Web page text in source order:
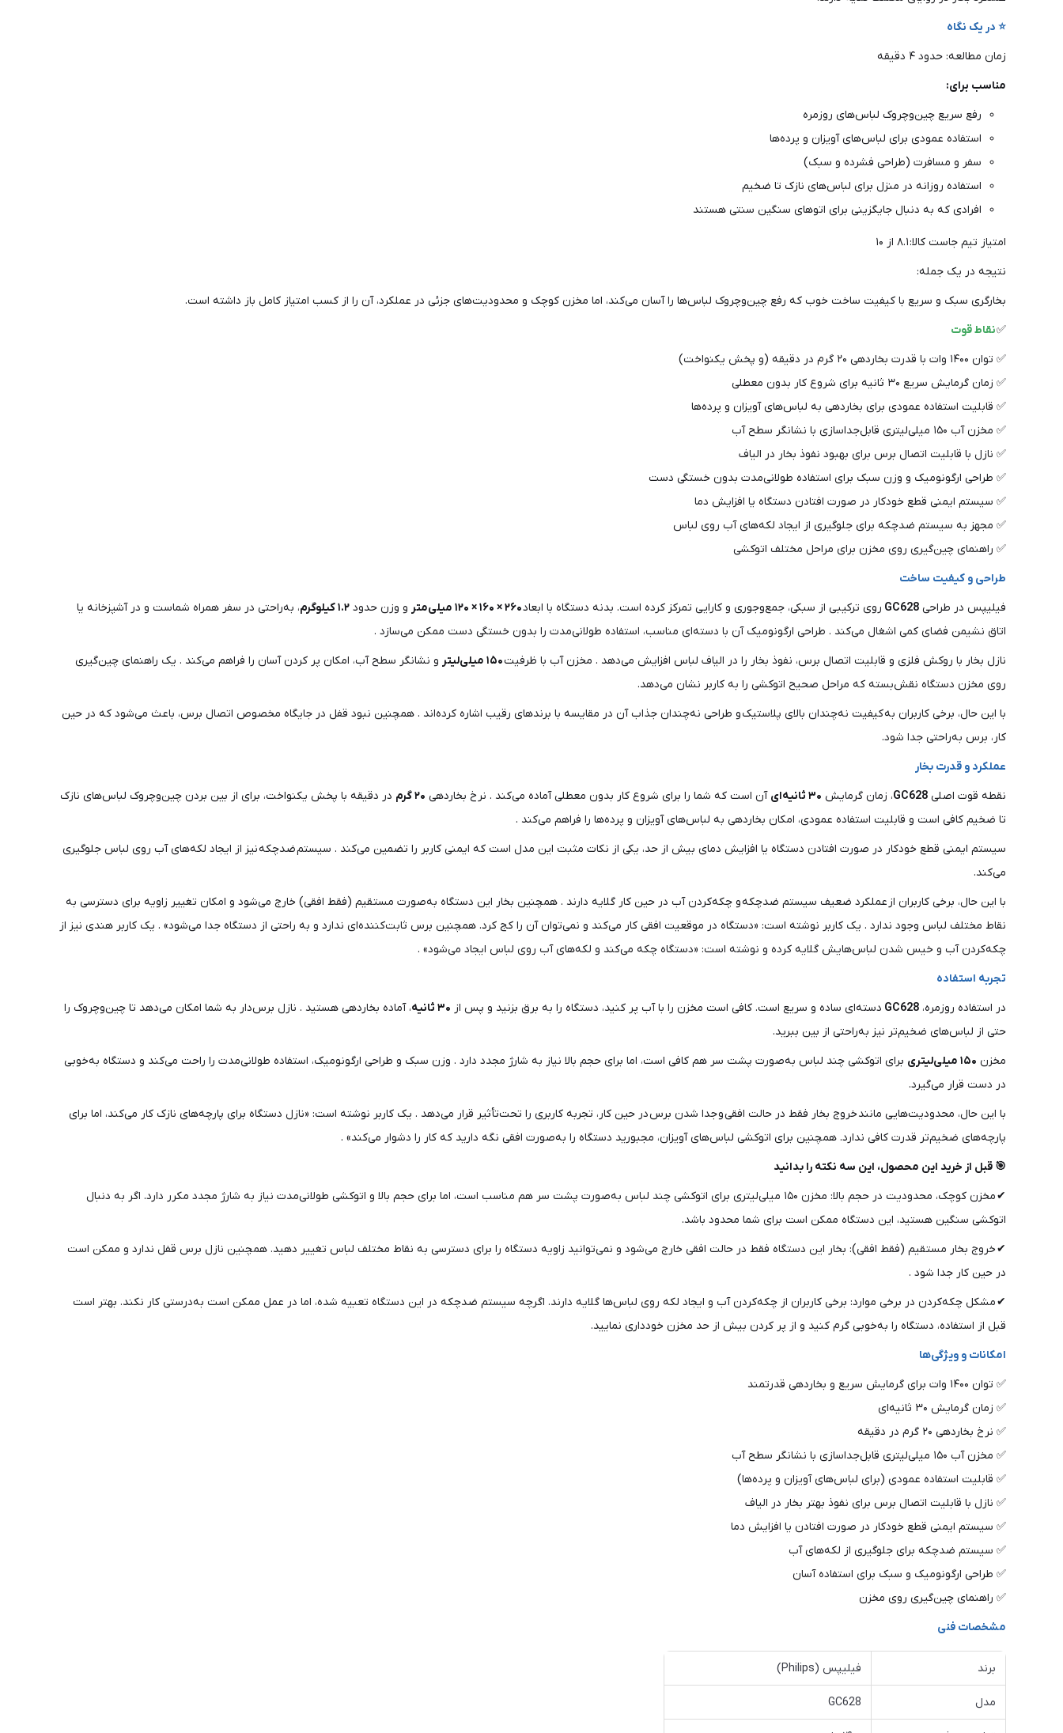
⭐ در یک نگاه
زمان مطالعه: حدود ۴ دقیقه
مناسب برای:
رفع سریع چین‌وچروک لباس‌های روزمره
استفاده عمودی برای لباس‌های آویزان و پرده‌ها
سفر و مسافرت (طراحی فشرده و سبک)
استفاده روزانه در منزل برای لباس‌های نازک تا ضخیم
افرادی که به دنبال جایگزینی برای اتوهای سنگین سنتی هستند
امتیاز تیم جاست کالا: ۸.۱ از ۱۰
نتیجه در یک جمله:
بخارگری سبک و سریع با کیفیت ساخت خوب که رفع چین‌وچروک لباس‌ها را آسان می‌کند، اما مخزن کوچک و محدودیت‌های جزئی در عملکرد، آن را از کسب امتیاز کامل باز داشته است.
✅نقاط قوت
✅ توان ۱۴۰۰ وات با قدرت بخاردهی ۲۰ گرم در دقیقه (و پخش یکنواخت)
✅ زمان گرمایش سریع ۳۰ ثانیه برای شروع کار بدون معطلی
✅ قابلیت استفاده عمودی برای بخاردهی به لباس‌های آویزان و پرده‌ها
✅ مخزن آب ۱۵۰ میلی‌لیتری قابل‌جداسازی با نشانگر سطح آب
✅ نازل با قابلیت اتصال برس برای بهبود نفوذ بخار در الیاف
✅ طراحی ارگونومیک و وزن سبک برای استفاده طولانی‌مدت بدون خستگی دست
✅ سیستم ایمنی قطع خودکار در صورت افتادن دستگاه یا افزایش دما
✅ مجهز به سیستم ضدچکه برای جلوگیری از ایجاد لکه‌های آب روی لباس
✅ راهنمای چین‌گیری روی مخزن برای مراحل مختلف اتوکشی
طراحی و کیفیت ساخت
فیلیپس در طراحی GC628 روی ترکیبی از سبکی، جمع‌وجوری و کارایی تمرکز کرده است. بدنه دستگاه با ابعاد و وزن حدود ۱.۲ کیلوگرم
، به‌راحتی در سفر همراه شماست و در آشپزخانه یا
اتاق نشیمن فضای کمی اشغال می‌کند . طراحی ارگونومیک آن با دسته‌ای مناسب، استفاده طولانی‌مدت را بدون خستگی دست ممکن می‌سازد .
نازل بخار با روکش فلزی و قابلیت اتصال برس، نفوذ بخار را در الیاف لباس افزایش می‌دهد . مخزن آب با ظرفیت
و نشانگر سطح آب، امکان پر کردن آسان را فراهم می‌کند . یک راهنمای چین‌گیری
روی مخزن دستگاه نقش‌بسته که مراحل صحیح اتوکشی را به کاربر نشان می‌دهد.
با این حال، برخی کاربران به کیفیت نه‌چندان بالای پلاستیک و طراحی نه‌چندان جذاب آن در مقایسه با برندهای رقیب اشاره کرده‌اند . همچنین نبود قفل در جایگاه مخصوص اتصال برس، باعث می‌شود که در حین
کار، برس به‌راحتی جدا شود.
عملکرد و قدرت بخار
نقطه قوت اصلی GC628، زمان گرمایش ۳۰ ثانیه‌ای آن است که شما را برای شروع کار بدون معطلی آماده می‌کند . نرخ بخاردهی ۲۰ گرم
در دقیقه با پخش یکنواخت، برای از بین بردن چین‌وچروک لباس‌های نازک
تا ضخیم کافی است و قابلیت استفاده عمودی، امکان بخاردهی به لباس‌های آویزان و پرده‌ها را فراهم می‌کند .
سیستم ایمنی قطع خودکار در صورت افتادن دستگاه یا افزایش دمای بیش از حد، یکی از نکات مثبت این مدل است که ایمنی کاربر را تضمین می‌کند . سیستم ضدچکه نیز از ایجاد لکه‌های آب روی لباس جلوگیری
می‌کند.
با این حال، برخی کاربران از عملکرد ضعیف سیستم ضدچکه و چکه‌کردن آب در حین کار گلایه دارند . همچنین بخار این دستگاه به‌صورت مستقیم (فقط افقی) خارج می‌شود و امکان تغییر زاویه برای دسترسی به
نقاط مختلف لباس وجود ندارد . یک کاربر نوشته است: «دستگاه در موقعیت افقی کار می‌کند و نمی‌توان آن را کج کرد. همچنین برس ثابت‌کننده‌ای ندارد و به راحتی از دستگاه جدا می‌شود» . یک کاربر هندی نیز از
چکه‌کردن آب و خیس شدن لباس‌هایش گلایه کرده و نوشته است: «دستگاه چکه می‌کند و لکه‌های آب روی لباس ایجاد می‌شود» .
تجربه استفاده
در استفاده روزمره، GC628 دسته‌ای ساده و سریع است. کافی است مخزن را با آب پر کنید، دستگاه را به برق بزنید و پس از ۳۰ ثانیه
، آماده بخاردهی هستید . نازل برس‌دار به شما امکان می‌دهد تا چین‌وچروک را
حتی از لباس‌های ضخیم‌تر نیز به‌راحتی از بین ببرید.
مخزن ۱۵۰ میلی‌لیتری
برای اتوکشی چند لباس به‌صورت پشت سر هم کافی است، اما برای حجم بالا نیاز به شارژ مجدد دارد . وزن سبک و طراحی ارگونومیک، استفاده طولانی‌مدت را راحت می‌کند و دستگاه به‌خوبی
در دست قرار می‌گیرد.
با این حال، محدودیت‌هایی مانند خروج بخار فقط در حالت افقی و جدا شدن برس در حین کار، تجربه کاربری را تحت‌تأثیر قرار می‌دهد . یک کاربر نوشته است: «نازل دستگاه برای پارچه‌های نازک کار می‌کند، اما برای
پارچه‌های ضخیم‌تر قدرت کافی ندارد. همچنین برای اتوکشی لباس‌های آویزان، مجبورید دستگاه را به‌صورت افقی نگه دارید که کار را دشوار می‌کند» .
🎯 قبل از خرید این محصول، این سه نکته را بدانید
✔ مخزن کوچک، محدودیت در حجم بالا: مخزن ۱۵۰ میلی‌لیتری برای اتوکشی چند لباس به‌صورت پشت سر هم مناسب است، اما برای حجم بالا و اتوکشی طولانی‌مدت نیاز به شارژ مجدد مکرر دارد. اگر به دنبال
اتوکشی سنگین هستید، این دستگاه ممکن است برای شما محدود باشد.
✔ خروج بخار مستقیم (فقط افقی): بخار این دستگاه فقط در حالت افقی خارج می‌شود و نمی‌توانید زاویه دستگاه را برای دسترسی به نقاط مختلف لباس تغییر دهید. همچنین نازل برس قفل ندارد و ممکن است
در حین کار جدا شود .
✔ مشکل چکه‌کردن در برخی موارد: برخی کاربران از چکه‌کردن آب و ایجاد لکه روی لباس‌ها گلایه دارند. اگرچه سیستم ضدچکه در این دستگاه تعبیه شده، اما در عمل ممکن است به‌درستی کار نکند. بهتر است
قبل از استفاده، دستگاه را به‌خوبی گرم کنید و از پر کردن بیش از حد مخزن خودداری نمایید.
امکانات و ویژگی‌ها
✅ توان ۱۴۰۰ وات برای گرمایش سریع و بخاردهی قدرتمند
✅ زمان گرمایش ۳۰ ثانیه‌ای
✅ نرخ بخاردهی ۲۰ گرم در دقیقه
✅ مخزن آب ۱۵۰ میلی‌لیتری قابل‌جداسازی با نشانگر سطح آب
✅ قابلیت استفاده عمودی (برای لباس‌های آویزان و پرده‌ها)
✅ نازل با قابلیت اتصال برس برای نفوذ بهتر بخار در الیاف
✅ سیستم ایمنی قطع خودکار در صورت افتادن یا افزایش دما
✅ سیستم ضدچکه برای جلوگیری از لکه‌های آب
✅ طراحی ارگونومیک و سبک برای استفاده آسان
✅ راهنمای چین‌گیری روی مخزن
مشخصات فنی
برند فیلیپس (Philips)
مدل GC628